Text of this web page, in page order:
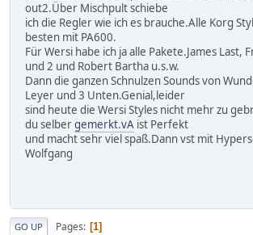
out2.Über Mischpult schiebe
ich die Regler wie ich es brauche.Alle Korg
besten mit PA600.
Für Wersi habe ich ja alle Pakete.James Last,
und 2 und Robert Bartha u.s.w.
Dann die ganzen Schnulzen Sounds von
Leyer und 3 Unten.Genial,leider
sind heute die Wersi Styles nicht mehr zu
du selbergemerkt.vA ist Perfekt
und macht sehr viel spaß.Dann vst mit
Wolfgang
GO UP Pages 1